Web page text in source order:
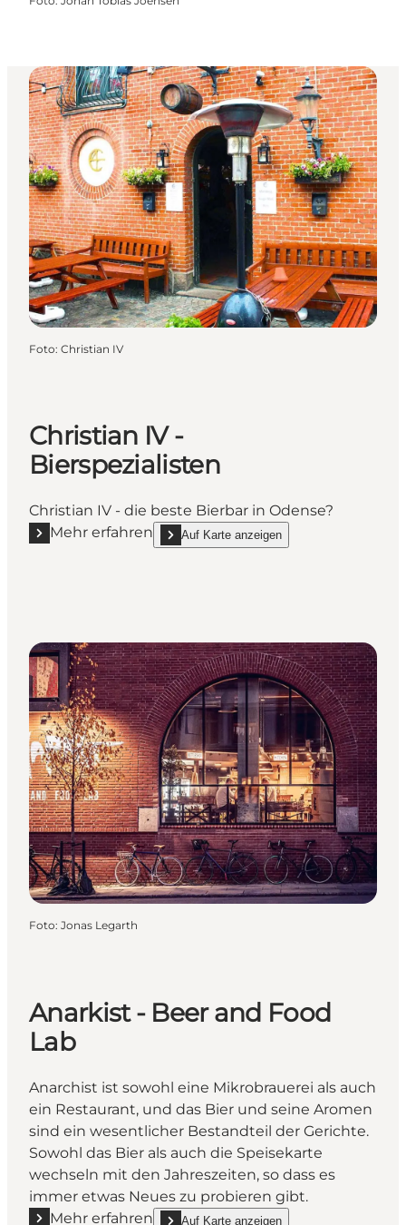
Foto: Christian IV
Christian IV -
Bierspezialisten
Christian IV - die beste Bierbar in Odense?
Mehr erfahren
Mehr erfahren "Christian IV - Bierspezialisten"
Auf Karte anzeigen
show Christian IV - Bierspezialisten on_map
Foto: Jonas Legarth
Anarkist - Beer and Food
Lab
Anarchist ist sowohl eine Mikrobrauerei als auch
ein Restaurant, und das Bier und seine Aromen
sind ein wesentlicher Bestandteil der Gerichte.
Sowohl das Bier als auch die Speisekarte
wechseln mit den Jahreszeiten, so dass es
immer etwas Neues zu probieren gibt.
Mehr erfahren
Auf Karte anzeigen